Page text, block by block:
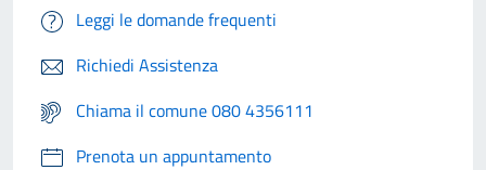
Leggi le domande frequenti
Richiedi Assistenza
Chiama il comune 080 4356111
Prenota un appuntamento